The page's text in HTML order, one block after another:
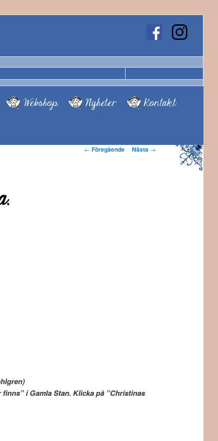
Webshop Nyheter Kontakt
Inläggsnavigering
← Föregående Nästa →
dagens sol (Hans Wahlgren)
i Gamla Stan. Klicka på ”Christinas